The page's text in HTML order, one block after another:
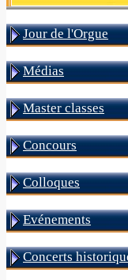
Jour de l'Orgue
Médias
Master classes
Concours
Colloques
Evénements
Concerts